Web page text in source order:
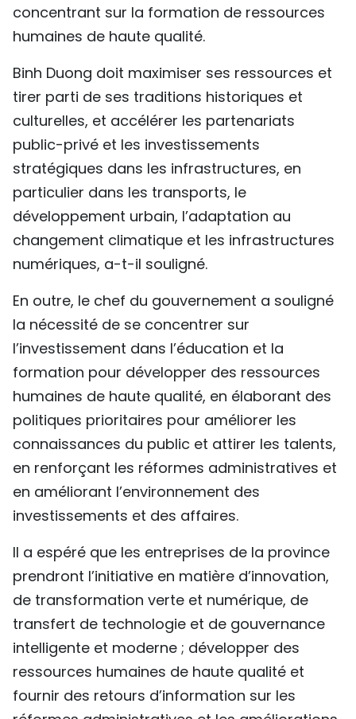
concentrant sur la formation de ressources
humaines de haute qualité.
Binh Duong doit maximiser ses ressources et
tirer parti de ses traditions historiques et
culturelles, et accélérer les partenariats
public-privé et les investissements
stratégiques dans les infrastructures, en
particulier dans les transports, le
développement urbain, l’adaptation au
changement climatique et les infrastructures
numériques, a-t-il souligné.
En outre, le chef du gouvernement a souligné
la nécessité de se concentrer sur
l’investissement dans l’éducation et la
formation pour développer des ressources
humaines de haute qualité, en élaborant des
politiques prioritaires pour améliorer les
connaissances du public et attirer les talents,
en renforçant les réformes administratives et
en améliorant l’environnement des
investissements et des affaires.
Il a espéré que les entreprises de la province
prendront l’initiative en matière d’innovation,
de transformation verte et numérique, de
transfert de technologie et de gouvernance
intelligente et moderne ; développer des
ressources humaines de haute qualité et
fournir des retours d’information sur les